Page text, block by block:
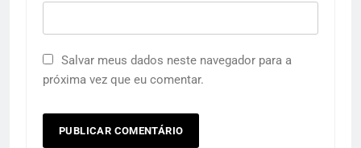
Salvar meus dados neste navegador para a
próxima vez que eu comentar.